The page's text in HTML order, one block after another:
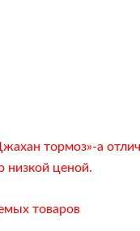
тормоз»-а
низкой ценой.
товаров